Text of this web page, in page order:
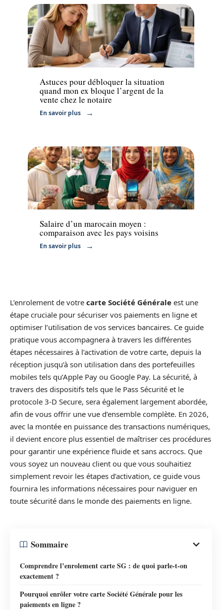
Actu
Astuces pour débloquer la situation
quand mon ex bloque l’argent de la
vente chez le notaire
En savoir plus
Actu
Salaire d’un marocain moyen :
comparaison avec les pays voisins
En savoir plus
L’enrolement de votre carte Société Générale est une
étape cruciale pour sécuriser vos paiements en ligne et
optimiser l’utilisation de vos services bancaires. Ce guide
pratique vous accompagnera à travers les différentes
étapes nécessaires à l’activation de votre carte, depuis la
réception jusqu’à son utilisation dans des portefeuilles
mobiles tels qu’Apple Pay ou Google Pay. La sécurité, à
travers des dispositifs tels que le Pass Sécurité et le
protocole 3-D Secure, sera également largement abordée,
afin de vous offrir une vue d’ensemble complète. En 2026,
avec la montée en puissance des transactions numériques,
il devient encore plus essentiel de maîtriser ces procédures
pour garantir une expérience fluide et sans accrocs. Que
vous soyez un nouveau client ou que vous souhaitiez
simplement revoir les étapes d’activation, ce guide vous
fournira les informations nécessaires pour naviguer en
toute sécurité dans le monde des paiements en ligne.
Sommaire
Comprendre l’enrolement carte SG : de quoi parle-t-on
exactement ?
Pourquoi enrôler votre carte Société Générale pour les
paiements en ligne ?